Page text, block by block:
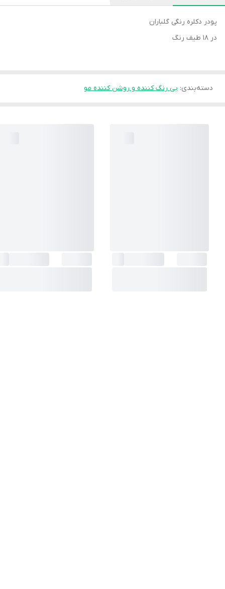
پودر دکلره رنگی گلباران
در 18 طیف رنگ
دسته‌بندی: بی رنگ کننده و روشن کننده مو